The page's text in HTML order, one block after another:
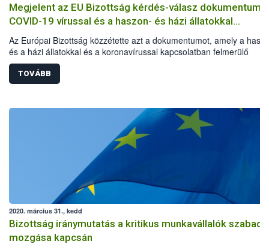
Megjelent az EU Bizottság kérdés-válasz dokumentuma
COVID-19 vírussal és a haszon- és házi állatokkal
kapcsolatban
Az Európai Bizottság közzétette azt a dokumentumot, amely a
és a házi állatokkal és a koronavírussal kapcsolatban felmerülő
kérdéseket és az azokra adandó válaszokat tartalmazza.
TOVÁBB
2020. március 31., kedd
Bizottság iránymutatás a kritikus munkavállalók szabad
mozgása kapcsán